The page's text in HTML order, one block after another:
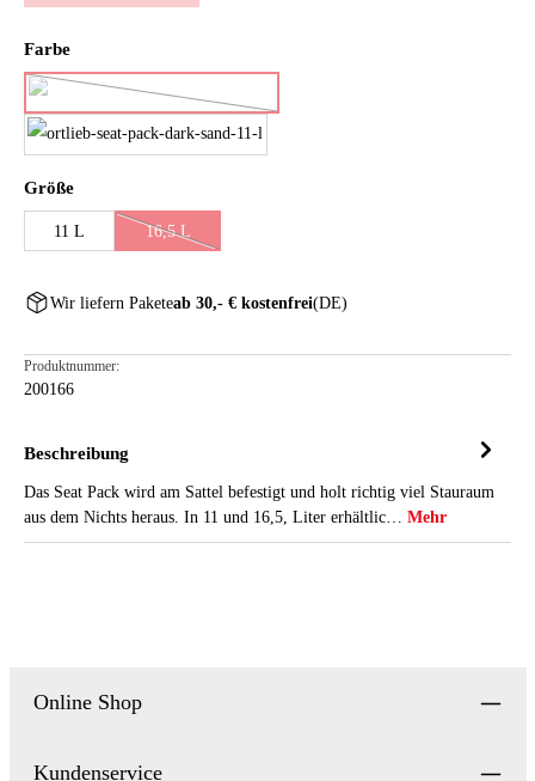
Farbeauswählen
black matt
(Diese Option ist zurzeit nicht verfügbar.)
Größeauswählen
11 L 16,5 L
(Diese Option ist zurzeit nicht verfügbar.)
Wir liefern Paketeab 30,- € kostenfrei(DE)
Produktnummer:
200166
Beschreibung
Das Seat Pack wird am Sattel befestigt und holt richtig viel Stauraum
aus dem Nichts heraus. In 11 und 16,5, Liter erhältlic… Mehr
Online Shop
Kundenservice